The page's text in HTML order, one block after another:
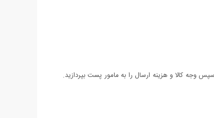
وجه کالا و هزینه ارسال را به مامور پست بپردازید.